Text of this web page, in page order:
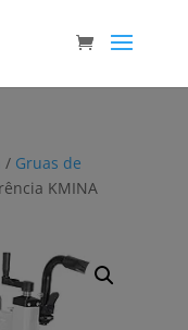
/ Gruas de
KMINA